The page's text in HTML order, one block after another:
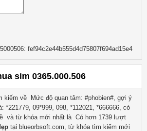
fef94c2e44b555d4d75807f694ad15e4
sim 0365.000.506
kiếm về
Mức độ quan tâm: #phobien#, gợi ý
*221779, 09*999, 098, *112021, *666666, có
và từ khóa mới nhất là Có hơn 1739 lượt
tại blueorbsoft.com, từ khóa tìm kiếm mới